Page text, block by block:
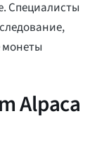
Специалисты
монеты
Alpaca